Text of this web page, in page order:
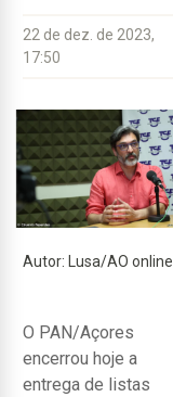
22 de dez. de 2023,
17:50
Autor: Lusa/AO online
O PAN/Açores
encerrou hoje a
entrega de listas